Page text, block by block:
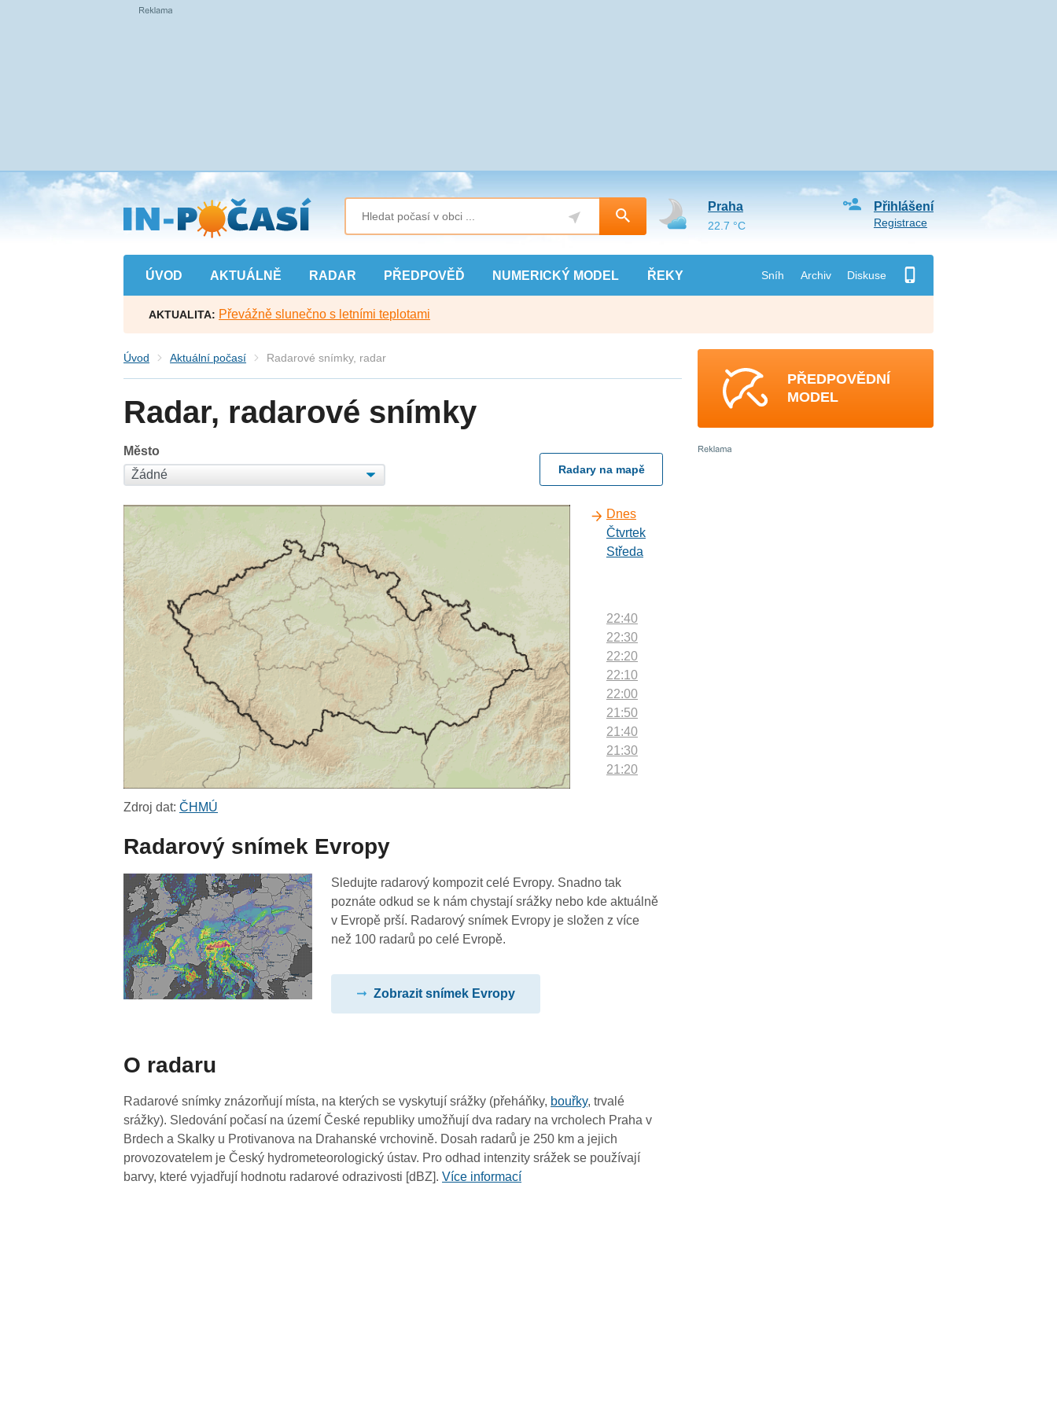
Přejít
na
hlavní
obsah
ÚVOD AKTUÁLNĚ RADAR PŘEDPOVĚĎ NUMERICKÝ MODEL ŘEKY Sníh Archiv Diskuse
Přihlášení
Registrace
Praha
22.7 °C
AKTUALITA: Převážně slunečno s letními teplotami
Úvod Aktuální počasí Radarové snímky, radar
Radar, radarové snímky
Město
Radary na mapě
Dnes
Čtvrtek
Středa
22:40
22:30
22:20
22:10
22:00
21:50
21:40
21:30
21:20
20:20
20:10
20:00
18:20
18:10
18:00
17:50
Zdroj dat:ČHMÚ
Radarový snímek Evropy
Sledujte radarový kompozit celé Evropy. Snadno tak
poznáte odkud se k nám chystají srážky nebo kde aktuálně
v Evropě prší. Radarový snímek Evropy je složen z více
než 100 radarů po celé Evropě.
Zobrazit snímek Evropy
O radaru
Radarové snímky znázorňují místa, na kterých se vyskytují srážky (přeháňky, bouřky, trvalé
srážky). Sledování počasí na území České republiky umožňují dva radary na vrcholech Praha v
Brdech a Skalky u Protivanova na Drahanské vrchovině. Dosah radarů je 250 km a jejich
provozovatelem je Český hydrometeorologický ústav. Pro odhad intenzity srážek se používají
barvy, které vyjadřují hodnotu radarové odrazivosti [dBZ].Více informací
PŘEDPOVĚDNÍ
MODEL